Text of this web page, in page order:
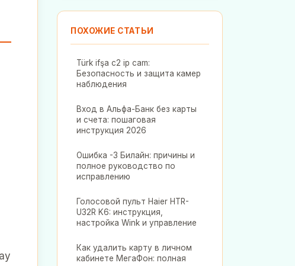
ПОХОЖИЕ СТАТЬИ
Türk ifşa c2 ip cam:
Безопасность и защита камер
наблюдения
Вход в Альфа-Банк без карты
и счета: пошаговая
инструкция 2026
Ошибка -3 Билайн: причины и
полное руководство по
исправлению
Голосовой пульт Haier HTR-
U32R K6: инструкция,
настройка Wink и управление
Как удалить карту в личном
кабинете МегаФон: полная